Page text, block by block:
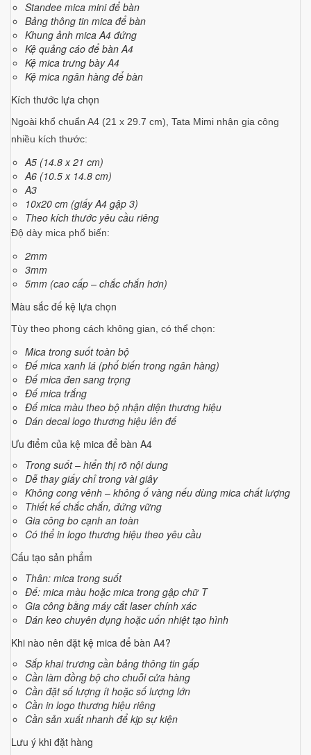
Standee mica mini để bàn
Bảng thông tin mica để bàn
Khung ảnh mica A4 đứng
Kệ quảng cáo để bàn A4
Kệ mica trưng bày A4
Kệ mica ngân hàng để bàn
Kích thước lựa chọn
Ngoài khổ chuẩn A4 (21 x 29.7 cm), Tata Mimi nhận gia công
nhiều kích thước:
A5 (14.8 x 21 cm)
A6 (10.5 x 14.8 cm)
A3
10x20 cm (giấy A4 gập 3)
Theo kích thước yêu cầu riêng
Độ dày mica phổ biến:
2mm
3mm
5mm (cao cấp – chắc chắn hơn)
Màu sắc đế kệ lựa chọn
Tùy theo phong cách không gian, có thể chọn:
Mica trong suốt toàn bộ
Đế mica xanh lá (phổ biến trong ngân hàng)
Đế mica đen sang trọng
Đế mica trắng
Đế mica màu theo bộ nhận diện thương hiệu
Dán decal logo thương hiệu lên đế
Ưu điểm của kệ mica để bàn A4
Trong suốt – hiển thị rõ nội dung
Dễ thay giấy chỉ trong vài giây
Không cong vênh – không ố vàng nếu dùng mica chất lượng
Thiết kế chắc chắn, đứng vững
Gia công bo cạnh an toàn
Có thể in logo thương hiệu theo yêu cầu
Cấu tạo sản phẩm
Thân: mica trong suốt
Đế: mica màu hoặc mica trong gập chữ T
Gia công bằng máy cắt laser chính xác
Dán keo chuyên dụng hoặc uốn nhiệt tạo hình
Khi nào nên đặt kệ mica để bàn A4?
Sắp khai trương cần bảng thông tin gấp
Cần làm đồng bộ cho chuỗi cửa hàng
Cần đặt số lượng ít hoặc số lượng lớn
Cần in logo thương hiệu riêng
Cần sản xuất nhanh để kịp sự kiện
Lưu ý khi đặt hàng